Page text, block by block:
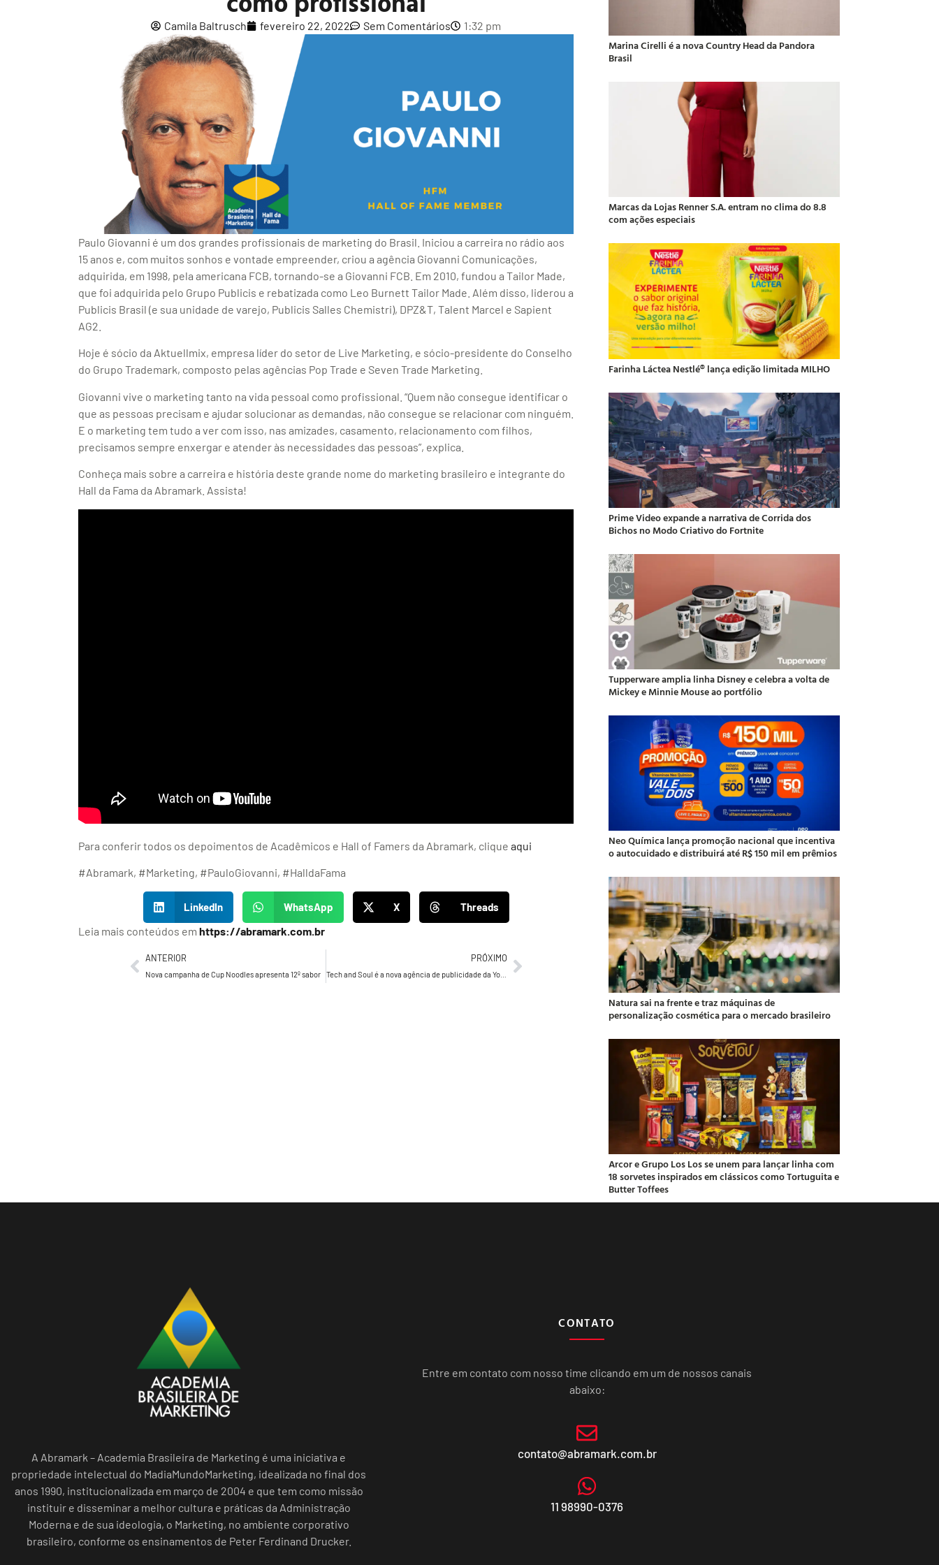
Camila Baltrusch fevereiro 22, 2022 Sem Comentários 1:32 pm
Paulo Giovanni é um dos grandes profissionais de marketing do Brasil. Iniciou a carreira no rádio aos
15 anos e, com muitos sonhos e vontade empreender, criou a agência Giovanni Comunicações,
adquirida, em 1998, pela americana FCB, tornando-se a Giovanni FCB. Em 2010, fundou a Tailor Made,
que foi adquirida pelo Grupo Publicis e rebatizada como Leo Burnett Tailor Made. Além disso, liderou a
Publicis Brasil (e sua unidade de varejo, Publicis Salles Chemistri), DPZ&T, Talent Marcel e Sapient
AG2.
Hoje é sócio da Aktuellmix, empresa líder do setor de Live Marketing, e sócio-presidente do Conselho
do Grupo Trademark, composto pelas agências Pop Trade e Seven Trade Marketing.
Giovanni vive o marketing tanto na vida pessoal como profissional. “Quem não consegue identificar o
que as pessoas precisam e ajudar solucionar as demandas, não consegue se relacionar com ninguém.
E o marketing tem tudo a ver com isso, nas amizades, casamento, relacionamento com filhos,
precisamos sempre enxergar e atender às necessidades das pessoas”, explica.
Conheça mais sobre a carreira e história deste grande nome do marketing brasileiro e integrante do
Hall da Fama da Abramark. Assista!
Para conferir todos os depoimentos de Acadêmicos e Hall of Famers da Abramark, clique aqui
#Abramark, #Marketing, #PauloGiovanni, #HalldaFama
LinkedIn WhatsApp X Threads
Leia mais conteúdos em https://abramark.com.br
ANTERIOR
Nova campanha de Cup Noodles apresenta 12º sabor
PRÓXIMO
Marina Cirelli é a nova Country Head da Pandora
Brasil
Marcas da Lojas Renner S.A. entram no clima do 8.8
com ações especiais
Farinha Láctea Nestlé® lança edição limitada MILHO
Prime Video expande a narrativa de Corrida dos
Bichos no Modo Criativo do Fortnite
Tupperware amplia linha Disney e celebra a volta de
Mickey e Minnie Mouse ao portfólio
Neo Química lança promoção nacional que incentiva
o autocuidado e distribuirá até R$ 150 mil em prêmios
Natura sai na frente e traz máquinas de
personalização cosmética para o mercado brasileiro
Arcor e Grupo Los Los se unem para lançar linha com
18 sorvetes inspirados em clássicos como Tortuguita e
Butter Toffees
A Abramark – Academia Brasileira de Marketing é uma iniciativa e
propriedade intelectual do MadiaMundoMarketing, idealizada no final dos
anos 1990, institucionalizada em março de 2004 e que tem como missão
instituir e disseminar a melhor cultura e práticas da Administração
Moderna e de sua ideologia, o Marketing, no ambiente corporativo
brasileiro, conforme os ensinamentos de Peter Ferdinand Drucker.
CONTATO
Entre em contato com nosso time clicando em um de nossos canais
abaixo:
contato@abramark.com.br
11 98990-0376